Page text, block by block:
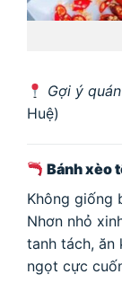
Gợi ý quán
Huệ)
Bánh xèo
Không giống
Nhơn nhỏ
tanh tách, ăn
ngọt cực